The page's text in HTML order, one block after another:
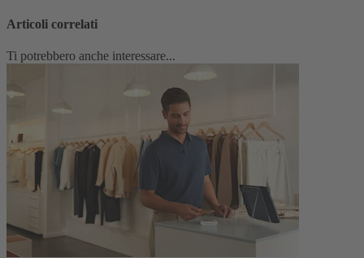
Articoli correlati
Ti potrebbero anche interessare...